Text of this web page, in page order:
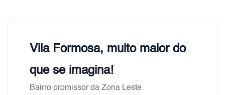
Vila Formosa, muito maior do
que se imagina!
Bairro promissor da Zona Leste